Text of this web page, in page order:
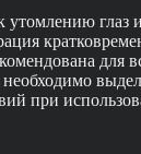
утомлению
для
при